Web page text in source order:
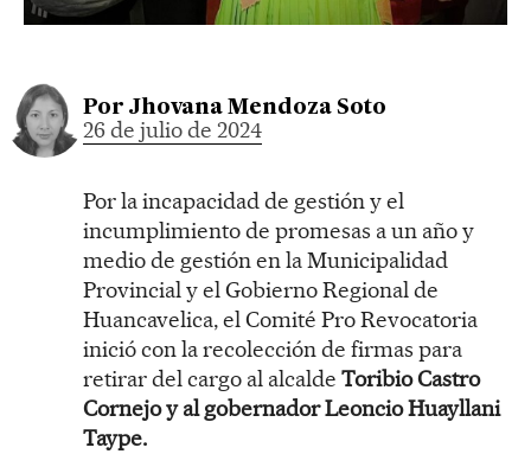
Por Jhovana Mendoza Soto
26 de julio de 2024
Por la incapacidad de gestión y el
incumplimiento de promesas a un año y
medio de gestión en la Municipalidad
Provincial y el Gobierno Regional de
Huancavelica, el Comité Pro Revocatoria
inició con la recolección de firmas para
retirar del cargo al alcalde Toribio Castro
Cornejo y al gobernador Leoncio Huayllani
Taype.